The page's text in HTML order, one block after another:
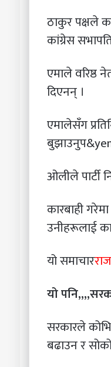
ठाकुर पक्षले
कांग्रेस
एमाले वरिष्ठ
दिएनन् ।
एमालेसँग
ओलीले पार्टी
कारबाही
उनीहरूलाई
यो समाचार
यो
सरकारले
बढाउन र